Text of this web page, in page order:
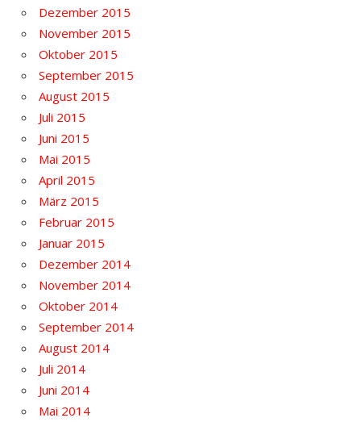
Dezember 2015
November 2015
Oktober 2015
September 2015
August 2015
Juli 2015
Juni 2015
Mai 2015
April 2015
März 2015
Februar 2015
Januar 2015
Dezember 2014
November 2014
Oktober 2014
September 2014
August 2014
Juli 2014
Juni 2014
Mai 2014